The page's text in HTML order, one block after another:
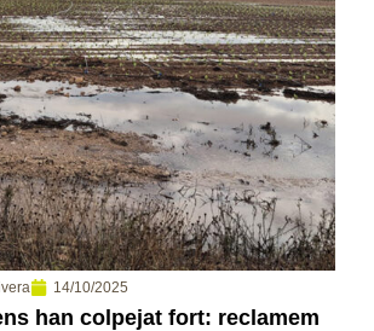
14/10/2025
han colpejat fort: reclamem